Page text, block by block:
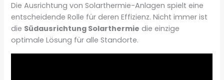
Die Ausrichtung von Solarthermie-Anlagen spielt eine
entscheidende Rolle für deren Effizienz. Nicht immer ist
die Südausrichtung Solarthermie die einzige
optimale Lösung für alle Standorte.